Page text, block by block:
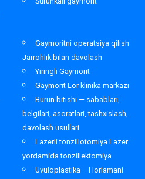
Gaymoritni operatsiya qilish
Jarrohlik bilan davolash
Yiringli Gaymorit
Gaymorit Lor klinika markazi
Burun bitishi — sabablari,
belgilari, asoratlari, tashxislash,
davolash usullari
Lazerli tonzillotomiya Lazer
yordamida tonzillektomiya
Uvuloplastika – Horlamani